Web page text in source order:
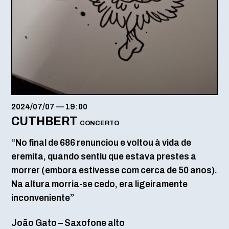
2024/07/07 — 19:00
CUTHBERT CONCERTO
“No final de 686 renunciou e voltou à vida de
eremita, quando sentiu que estava prestes a
morrer (embora estivesse com cerca de 50 anos).
Na altura morria-se cedo, era ligeiramente
inconveniente”
João Gato – Saxofone alto